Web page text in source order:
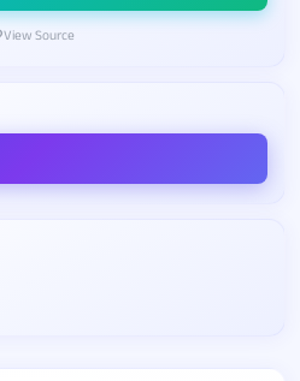
View Source